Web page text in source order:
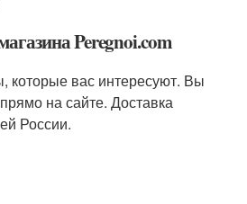
Peregnoi.com
которые вас интересуют. Вы
на сайте. Доставка
России.